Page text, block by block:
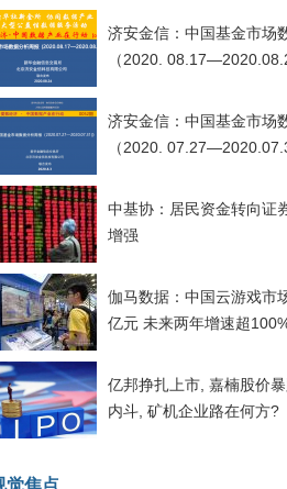
济安金信：中国基金市场
（2020.
济安金信：中国基金市场
（2020.
中基协：居民资金转向证
增强
伽马数据：中国云游戏市
亿元 未来两年增速超
亿邦挣扎上市, 嘉楠股价
内斗, 矿机企业路在何方?
觉焦点